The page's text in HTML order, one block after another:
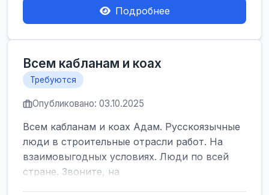
Подробнее
Всем кабланам и коах
Требуются
Опубликовано: 03.10.2025
Всем кабланам и коах Адам. Русскоязычные
люди в строительные отрасли работ. На
взаимовыгодных условиях. Люди по всей
стране. Звоните, на